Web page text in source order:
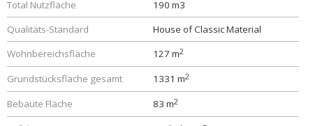
Total Nutzfläche
190 m3
Qualitäts-Standard
House of Classic Material
Wohnbereichsfläche
127 m2
Grundstücksfläche gesamt 1331 m2
Bebaute Fläche 83 m2